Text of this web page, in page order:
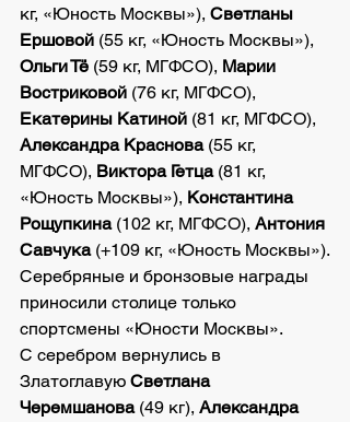
кг, «Юность Москвы»), Светланы
Ершовой (55 кг, «Юность Москвы»),
Ольги Тё (59 кг, МГФСО), Марии
Востриковой (76 кг, МГФСО),
Екатерины Катиной (81 кг, МГФСО),
Александра Краснова (55 кг,
МГФСО), Виктора Гетца (81 кг,
«Юность Москвы»), Константина
Рощупкина (102 кг, МГФСО), Антония
Савчука (+109 кг, «Юность Москвы»).
Серебряные и бронзовые награды
приносили столице только
спортсмены «Юности Москвы».
С серебром вернулись в
Златоглавую Светлана
Черемшанова (49 кг), Александра